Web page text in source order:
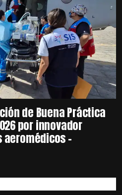
de Buena Práctica
por innovador
–